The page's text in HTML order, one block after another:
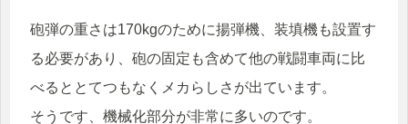
砲弾の重さは170kgのために揚弾機、装填機も設置す
る必要があり、砲の固定も含めて他の戦闘車両に比
べるととてつもなくメカらしさが出ています。
そうです、機械化部分が非常に多いのです。